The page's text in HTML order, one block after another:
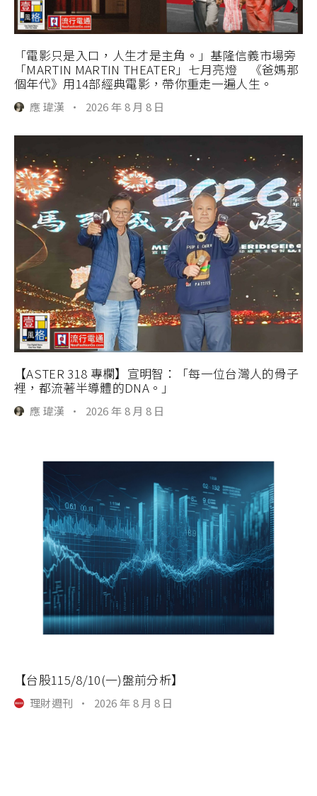
「電影只是入口，人生才是主角。」基隆信義市場旁
「MARTIN MARTIN THEATER」七月亮燈 《爸媽那
個年代》用14部經典電影，帶你重走一遍人生。
應 瑋漢 · 2026 年 8 月 8 日
【ASTER 318 專欄】宣明智：「每一位台灣人的骨子
裡，都流著半導體的DNA。」
應 瑋漢 · 2026 年 8 月 8 日
【台股115/8/10(一)盤前分析】
理財週刊 · 2026 年 8 月 8 日